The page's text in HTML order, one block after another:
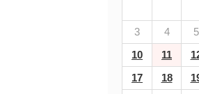
3
4 5
10
11
17
18